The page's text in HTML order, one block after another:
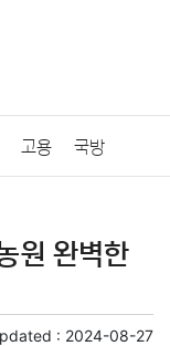
고용 국방
폐 블록체인
증권 인테리어
원 완벽한
: 2024-08-27